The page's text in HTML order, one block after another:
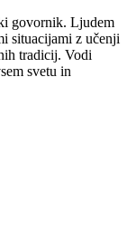
govornik. Ljudem
situacijami z učenji
tradicij. Vodi
svetu in